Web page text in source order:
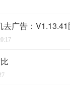
去广告：